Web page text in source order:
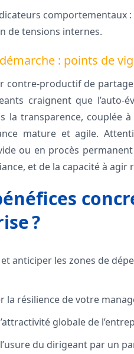
comportementaux
de tensions internes.
: points de
contre-productif de
craignent que
la transparence, couplée
mature et agile.
ou en procès
et de la capacité à
?
anticiper les zones de
la résilience de votre
globale de
du dirigeant par un